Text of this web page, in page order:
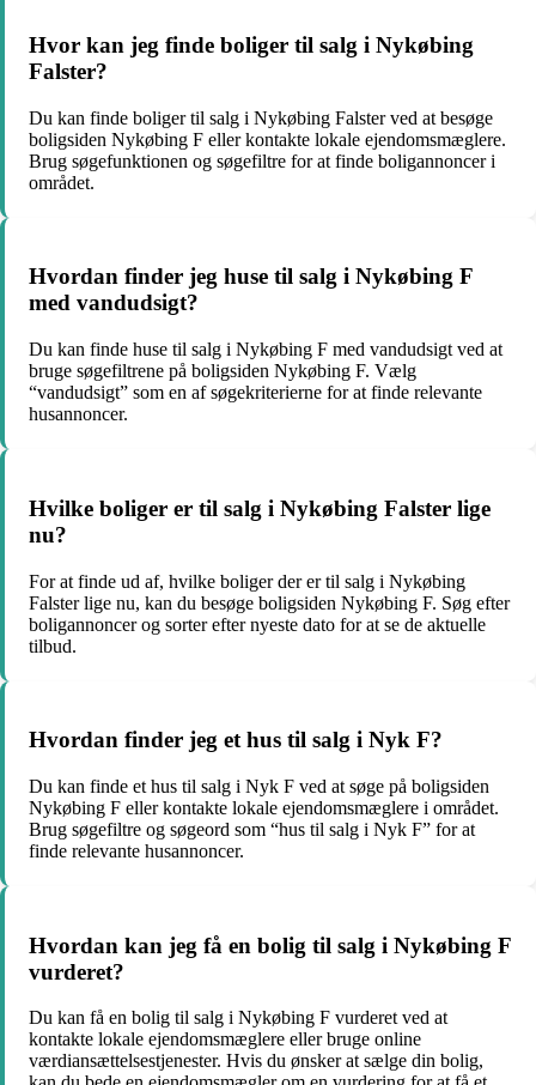
Hvor kan jeg finde boliger til salg i Nykøbing
Falster?
Du kan finde boliger til salg i Nykøbing Falster ved at besøge
boligsiden Nykøbing F eller kontakte lokale ejendomsmæglere.
Brug søgefunktionen og søgefiltre for at finde boligannoncer i
området.
Hvordan finder jeg huse til salg i Nykøbing F
med vandudsigt?
Du kan finde huse til salg i Nykøbing F med vandudsigt ved at
bruge søgefiltrene på boligsiden Nykøbing F. Vælg
“vandudsigt” som en af søgekriterierne for at finde relevante
husannoncer.
Hvilke boliger er til salg i Nykøbing Falster lige
nu?
For at finde ud af, hvilke boliger der er til salg i Nykøbing
Falster lige nu, kan du besøge boligsiden Nykøbing F. Søg efter
boligannoncer og sorter efter nyeste dato for at se de aktuelle
tilbud.
Hvordan finder jeg et hus til salg i Nyk F?
Du kan finde et hus til salg i Nyk F ved at søge på boligsiden
Nykøbing F eller kontakte lokale ejendomsmæglere i området.
Brug søgefiltre og søgeord som “hus til salg i Nyk F” for at
finde relevante husannoncer.
Hvordan kan jeg få en bolig til salg i Nykøbing F
vurderet?
Du kan få en bolig til salg i Nykøbing F vurderet ved at
kontakte lokale ejendomsmæglere eller bruge online
værdiansættelsestjenester. Hvis du ønsker at sælge din bolig,